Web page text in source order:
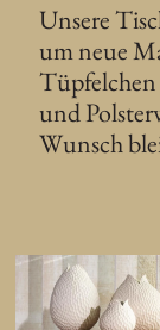
Unsere
um neue
Tüpfelchen
und
Wunsch